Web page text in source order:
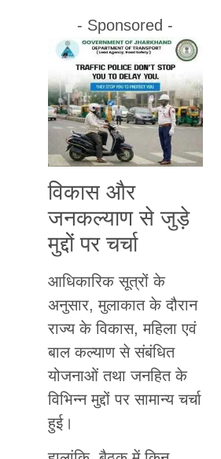
- Sponsored -
विकास और
जनकल्याण से जुड़े
मुद्दों पर चर्चा
आधिकारिक सूत्रों के
अनुसार, मुलाकात के दौरान
राज्य के विकास, महिला एवं
बाल कल्याण से संबंधित
योजनाओं तथा जनहित के
विभिन्न मुद्दों पर सामान्य चर्चा
हुई।